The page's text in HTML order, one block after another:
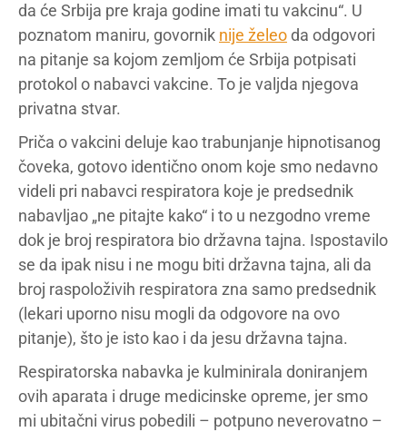
da će Srbija pre kraja godine imati tu vakcinu“. U
poznatom maniru, govornik nije želeo da odgovori
na pitanje sa kojom zemljom će Srbija potpisati
protokol o nabavci vakcine. To je valjda njegova
privatna stvar.
Priča o vakcini deluje kao trabunjanje hipnotisanog
čoveka, gotovo identično onom koje smo nedavno
videli pri nabavci respiratora koje je predsednik
nabavljao „ne pitajte kako“ i to u nezgodno vreme
dok je broj respiratora bio državna tajna. Ispostavilo
se da ipak nisu i ne mogu biti državna tajna, ali da
broj raspoloživih respiratora zna samo predsednik
(lekari uporno nisu mogli da odgovore na ovo
pitanje), što je isto kao i da jesu državna tajna.
Respiratorska nabavka je kulminirala doniranjem
ovih aparata i druge medicinske opreme, jer smo
mi ubitačni virus pobedili – potpuno neverovatno –